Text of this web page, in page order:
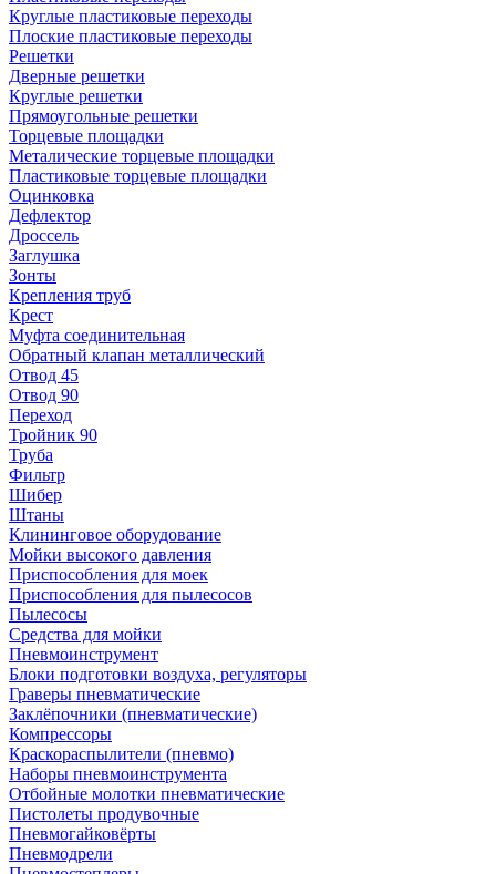
Круглые пластиковые переходы
Плоские пластиковые переходы
Решетки
Дверные решетки
Круглые решетки
Прямоугольные решетки
Торцевые площадки
Металические торцевые площадки
Пластиковые торцевые площадки
Оцинковка
Дефлектор
Дроссель
Заглушка
Зонты
Крепления труб
Крест
Муфта соединительная
Обратный клапан металлический
Отвод 45
Отвод 90
Переход
Тройник 90
Труба
Фильтр
Шибер
Штаны
Клининговое оборудование
Мойки высокого давления
Приспособления для моек
Приспособления для пылесосов
Пылесосы
Средства для мойки
Пневмоинструмент
Блоки подготовки воздуха, регуляторы
Граверы пневматические
Заклёпочники (пневматические)
Компрессоры
Краскораспылители (пневмо)
Наборы пневмоинструмента
Отбойные молотки пневматические
Пистолеты продувочные
Пневмогайковёрты
Пневмодрели